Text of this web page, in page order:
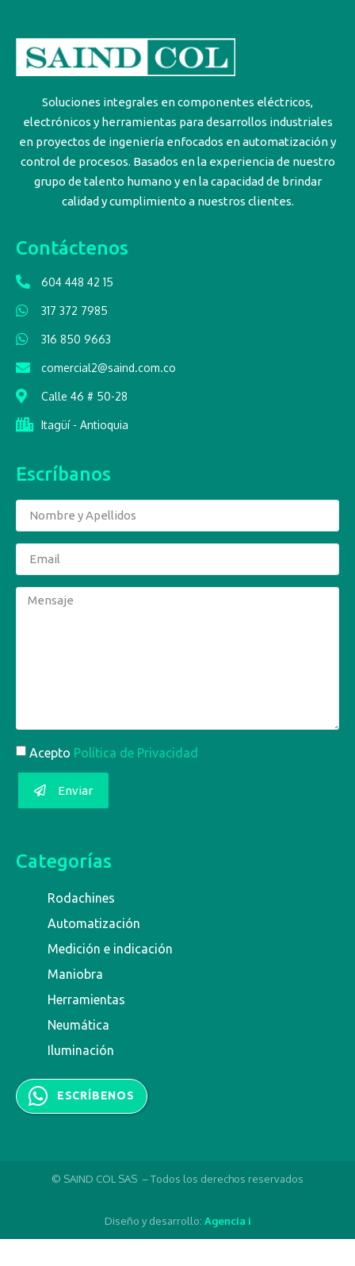
Soluciones integrales en componentes eléctricos,
electrónicos y herramientas para desarrollos industriales
en proyectos de ingeniería enfocados en automatización y
control de procesos. Basados en la experiencia de nuestro
grupo de talento humano y en la capacidad de brindar
calidad y cumplimiento a nuestros clientes.
Contáctenos
604 448 42 15
317 372 7985
316 850 9663
comercial2@saind.com.co
Calle 46 # 50-28
Itagüí - Antioquia
Escríbanos
Acepto Política de Privacidad
Enviar
Categorías
Rodachines
Automatización
Medición e indicación
Maniobra
Herramientas
Neumática
Iluminación
ESCRÍBENOS
© SAIND COL SAS – Todos los derechos reservados
Diseño y desarrollo: Agencia i